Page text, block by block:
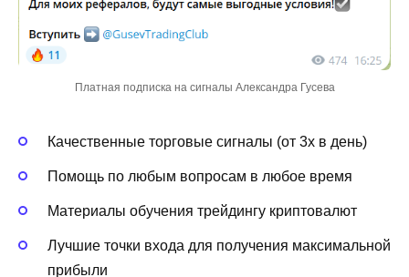
Платная подписка на сигналы Александра Гусева
Качественные торговые сигналы (от 3х в день)
Помощь по любым вопросам в любое время
Материалы обучения трейдингу криптовалют
Лучшие точки входа для получения максимальной
прибыли